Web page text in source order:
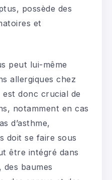
possède des
et
peut lui-même
allergiques chez
donc crucial de
notamment en cas
d’asthme,
doit se faire sous
être intégré dans
des baumes